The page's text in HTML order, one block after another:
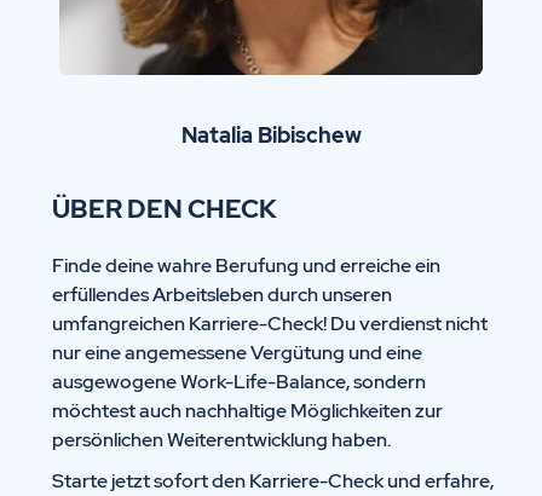
Natalia Bibischew
ÜBER DEN CHECK
Finde deine wahre Berufung und erreiche ein
erfüllendes Arbeitsleben durch unseren
umfangreichen Karriere-Check! Du verdienst nicht
nur eine angemessene Vergütung und eine
ausgewogene Work-Life-Balance, sondern
möchtest auch nachhaltige Möglichkeiten zur
persönlichen Weiterentwicklung haben.
Starte jetzt sofort den Karriere-Check und erfahre,